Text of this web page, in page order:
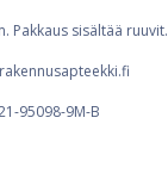
Pakkaus sisältää ruuvit.
95098-9M-B